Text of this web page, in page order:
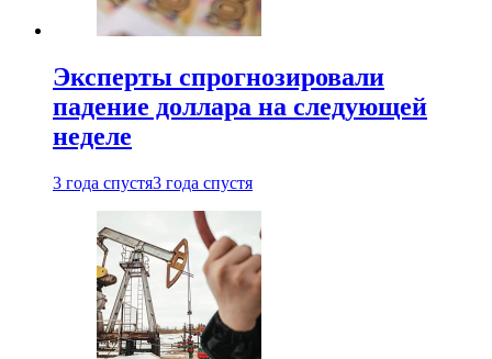
Эксперты спрогнозировали
падение доллара на следующей
неделе
3 года спустя3 года спустя